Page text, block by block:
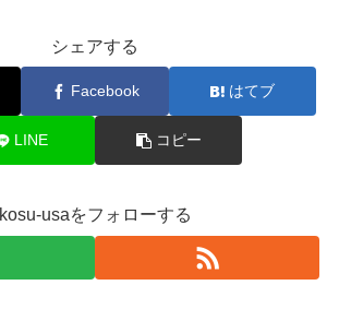
シェアする
Facebook はてブ
LINE コピー
kosu-usaをフォローする